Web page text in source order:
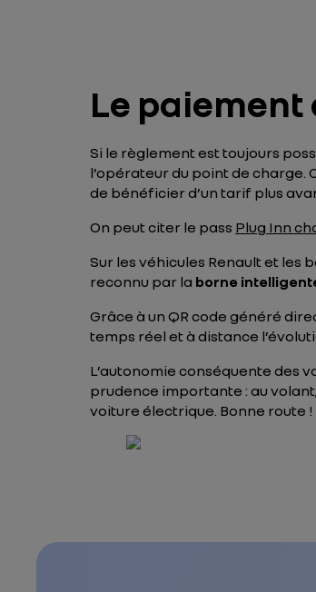
Le paiement
Si le règlement est toujours
l’opérateur du point de
de bénéficier d’un tarif plus
On peut citer le pass Plug Inn
Sur les véhicules Renault et les
reconnu par la borne
Grâce à un QR code généré
temps réel et à distance
L’autonomie conséquente des
prudence importante : au
voiture électrique. Bonne route !